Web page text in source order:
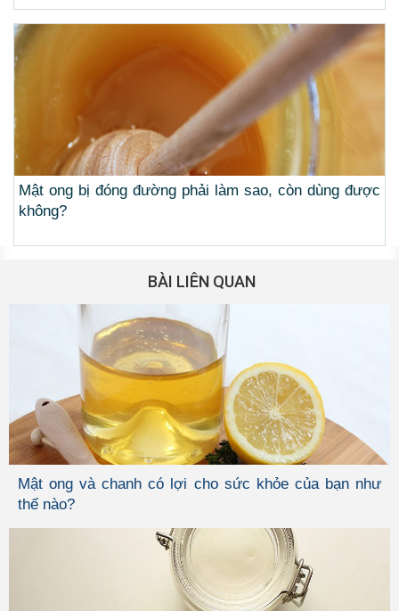
Mật ong bị đóng đường phải làm sao, còn dùng được
không?
BÀI LIÊN QUAN
Mật ong và chanh có lợi cho sức khỏe của bạn như
thế nào?